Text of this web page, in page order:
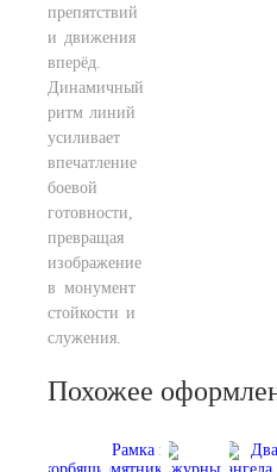
препятствий
и движения
вперёд.
Динамичный
ритм линий
усиливает
впечатление
боевой
готовности,
превращая
изображение
в монумент
стойкости и
служения.
Похожее